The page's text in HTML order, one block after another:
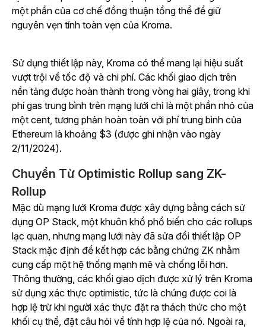
một phần của cơ chế đồng thuận tổng thể để giữ
nguyên vẹn tính toàn vẹn của Kroma.
Sử dụng thiết lập này, Kroma có thể mang lại hiệu suất
vượt trội về tốc độ và chi phí. Các khối giao dịch trên
nền tảng được hoàn thành trong vòng hai giây, trong khi
phí gas trung bình trên mạng lưới chỉ là một phần nhỏ của
một cent, tương phản hoàn toàn với phí trung bình của
Ethereum là khoảng $3 (được ghi nhận vào ngày
2/11/2024).
Chuyển Từ Optimistic Rollup sang ZK-
Rollup
Mặc dù mạng lưới Kroma được xây dựng bằng cách sử
dụng OP Stack, một khuôn khổ phổ biến cho các rollups
lạc quan, nhưng mạng lưới này đã sửa đổi thiết lập OP
Stack mặc định để kết hợp các bằng chứng ZK nhằm
cung cấp một hệ thống mạnh mẽ và chống lỗi hơn.
Thông thường, các khối giao dịch được xử lý trên Kroma
sử dụng xác thực optimistic, tức là chúng được coi là
hợp lệ trừ khi người xác thực đặt ra thách thức cho một
khối cụ thể, đặt câu hỏi về tính hợp lệ của nó. Ngoài ra,